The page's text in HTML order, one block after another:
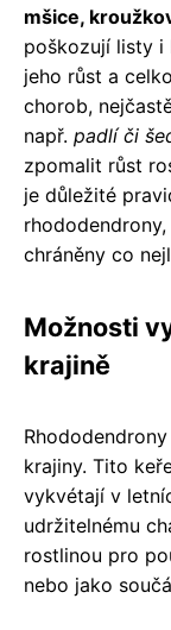
mšice,
poškozují listy i
jeho růst a
chorob,
např. padlí či
zpomalit růst
je důležité
chráněny co
Možnosti
krajině
krajiny. Tito
vykvétají v
udržitelnému
rostlinou pro
nebo jako